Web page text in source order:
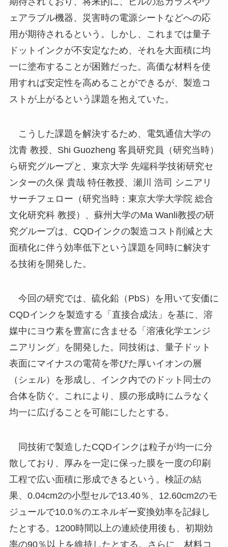
ェアラブル機器、災害時の電源シートなどへの応
用が期待されるという。しかし、これまでは量子
ドットインクが不安定なため、それを大面積に均
一に塗布することが困難だった。高価な材料を使
用すれば安定性を高めることができるが、製造コ
ストが上がるという課題を抱えていた。
こうした課題を解決するため、電気通信大学の
沈青 教授、Shi Guozheng 客員研究員（研究当時）
ら研究グループと、東京大学 先端科学技術研究セ
ンターの久保 貴哉 特任教授、瀬川 浩司 シニアリ
サーチフェロー（研究当時：東京大学大学院 総合
文化研究科 教授）、蘇州大学のMa Wanli教授の研
究グループは、CQDインクの製造コスト削減と大
面積化に伴う効率低下という課題を同時に解決す
る技術を開発した。
今回の研究では、硫化鉛（PbS）を用いて安価に
CQDインクを製造する「直接合成法」を基に、溶
媒中にヨウ素を豊富に含ませる「溶液化学エンジ
ニアリング」を開発した。同技術は、量子ドット
表面にマイナスの電荷を帯びた厚いイオンの層
（シェル）を形成し、インク内でのドット同士の
合体を防ぐ。これにより、膜の形成時にムラなく
均一に広げることを可能にしたとする。
同技術で製造したCQDインクは粒子が均一に分
散しており、厚みを一定に保った膜を一度の印刷
工程で広い面積に形成できるという。検証の結
果、0.04cm2の小型セルで13.40％、12.60cm2のモ
ジュールで10.0％のエネルギー変換効率を記録し
たとする。1200時間以上の連続使用後も、初期効
率の90％以上を維持したとする。さらに、材料コ